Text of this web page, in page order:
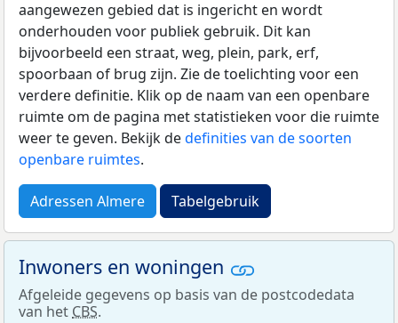
aangewezen gebied dat is ingericht en wordt
onderhouden voor publiek gebruik. Dit kan
bijvoorbeeld een straat, weg, plein, park, erf,
spoorbaan of brug zijn. Zie de toelichting voor een
verdere definitie. Klik op de naam van een openbare
ruimte om de pagina met statistieken voor die ruimte
weer te geven. Bekijk dedefinities van de soorten
openbare ruimtes.
Adressen Almere Tabelgebruik
Inwoners en woningen
Afgeleide gegevens op basis van de postcodedata
van het CBS.